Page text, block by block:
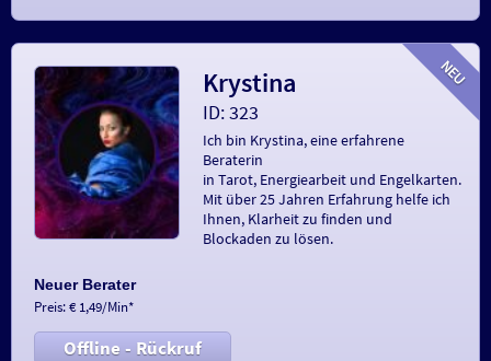
Krystina
ID: 323
Ich bin Krystina, eine erfahrene
Beraterin
in Tarot, Energiearbeit und Engelkarten.
Mit über 25 Jahren Erfahrung helfe ich
Ihnen, Klarheit zu finden und
Blockaden zu lösen.
Neuer Berater
Preis: € 1,49/Min*
Offline - Rückruf